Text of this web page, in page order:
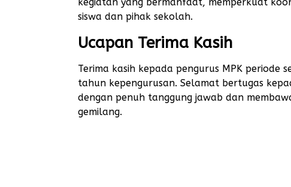
siswa dan pihak sekolah.
Ucapan Terima Kasih
Terima kasih kepada pengurus MPK periode
tahun kepengurusan. Selamat bertugas
dengan penuh tanggung jawab dan
gemilang.